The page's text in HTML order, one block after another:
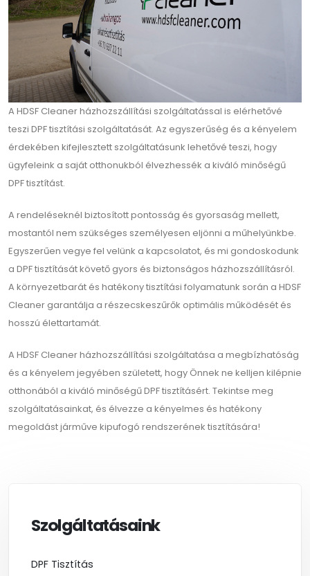
A HDSF Cleaner házhozszállítási szolgáltatással is elérhetővé
teszi DPF tisztítási szolgáltatását. Az egyszerűség és a kényelem
érdekében kifejlesztett szolgáltatásunk lehetővé teszi, hogy
ügyfeleink a saját otthonukból élvezhessék a kiváló minőségű
DPF tisztítást.
A rendeléseknél biztosított pontosság és gyorsaság mellett,
mostantól nem szükséges személyesen eljönni a műhelyünkbe.
Egyszerűen vegye fel velünk a kapcsolatot, és mi gondoskodunk
a DPF tisztítását követő gyors és biztonságos házhozszállításról.
A környezetbarát és hatékony tisztítási folyamatunk során a HDSF
Cleaner garantálja a részecskeszűrők optimális működését és
hosszú élettartamát.
A HDSF Cleaner házhozszállítási szolgáltatása a megbízhatóság
és a kényelem jegyében született, hogy Önnek ne kelljen kilépnie
otthonából a kiváló minőségű DPF tisztításért. Tekintse meg
szolgáltatásainkat, és élvezze a kényelmes és hatékony
megoldást járműve kipufogó rendszerének tisztítására!
Szolgáltatásaink
DPF Tisztítás